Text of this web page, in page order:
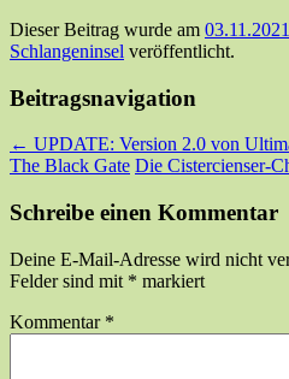
Dieser Beitrag wurde am 03.11.2021
Schlangeninsel veröffentlicht.
Beitragsnavigation
← UPDATE: Version 2.0 von
The Black Gate Die Cistercienser-
Schreibe einen Kommentar
Deine E-Mail-Adresse wird nicht
Felder sind mit * markiert
Kommentar *